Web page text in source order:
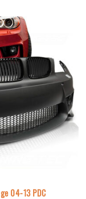
04-13 PDC